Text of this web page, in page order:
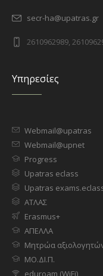
secr-ha@upatras.gr
2610962989,
Υπηρεσίες
Webmail@upatras
Webmail@upnet
Progress
Upatras eclass
Upatras
ΑΤΛΑΣ
Erasmus+
ΑΠΕΛΛΑ
Μητρώα
ΜΟ.ΔΙ.Π.
eduroam (WiFi)